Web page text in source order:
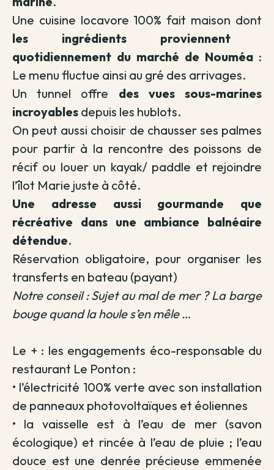
Une cuisine locavore 100% fait maison dont
les ingrédients proviennent
quotidiennement du marché de Nouméa :
Le menu fluctue ainsi au gré des arrivages.
Un tunnel offre des vues sous-marines
incroyables depuis les hublots.
On peut aussi choisir de chausser ses palmes
pour partir à la rencontre des poissons de
récif ou louer un kayak/ paddle et rejoindre
l’îlot Marie juste à côté.
Une adresse aussi gourmande que
récréative dans une ambiance balnéaire
détendue.
Réservation obligatoire, pour organiser les
transferts en bateau (payant)
Notre conseil : Sujet au mal de mer ? La barge
bouge quand la houle s’en mêle …
Le + : les engagements éco-responsable du
restaurant Le Ponton :
• l’électricité 100% verte avec son installation
de panneaux photovoltaïques et éoliennes
• la vaisselle est à l’eau de mer (savon
écologique) et rincée à l’eau de pluie ; l’eau
douce est une denrée précieuse emmenée